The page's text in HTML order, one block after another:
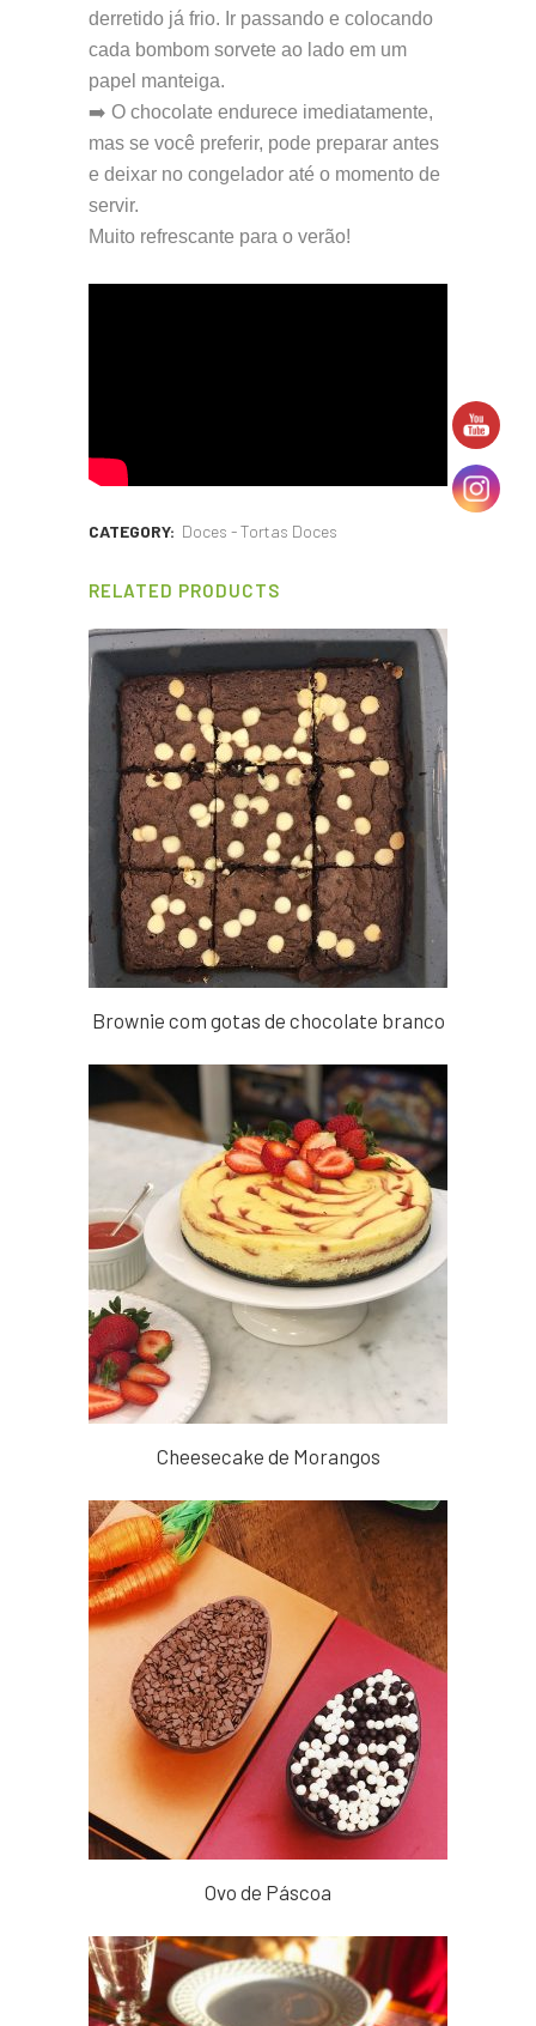
derretido já frio. Ir passando e colocando
cada bombom sorvete ao lado em um
papel manteiga.
➡️ O chocolate endurece imediatamente,
mas se você preferir, pode preparar antes
e deixar no congelador até o momento de
servir.
Muito refrescante para o verão!
CATEGORY: Doces - Tortas Doces
RELATED PRODUCTS
Brownie com gotas de chocolate branco
Cheesecake de Morangos
Ovo de Páscoa